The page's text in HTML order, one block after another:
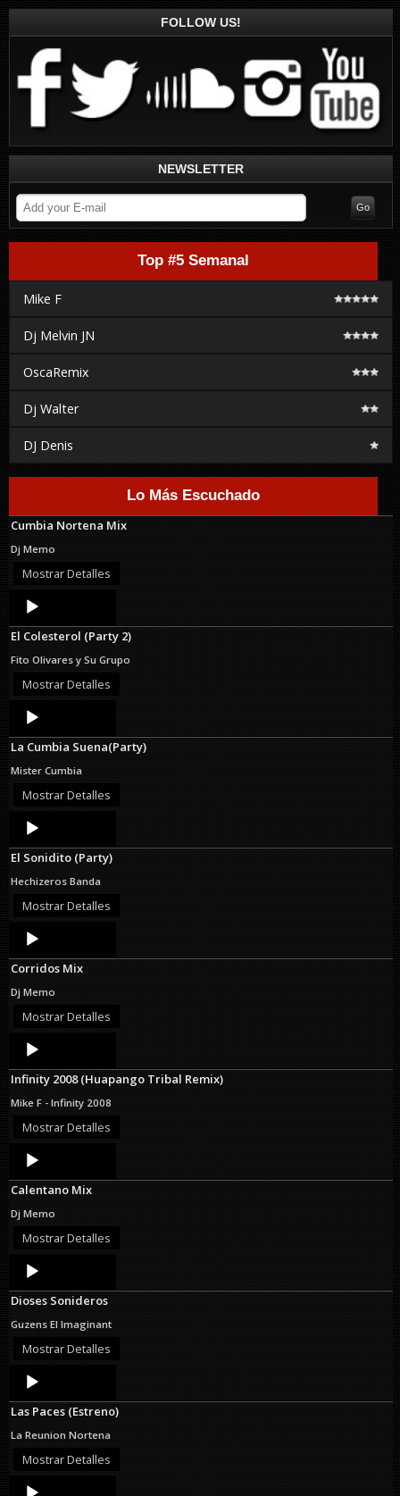
FOLLOW US!
NEWSLETTER
Top #5 Semanal
Mike F
Dj Melvin JN
OscaRemix
Dj Walter
DJ Denis
Lo Más Escuchado
Cumbia Nortena Mix
Dj Memo
Mostrar Detalles
Audio
Player
El Colesterol (Party 2)
Fito Olivares y Su Grupo
Mostrar Detalles
Audio
Player
La Cumbia Suena(Party)
Mister Cumbia
Mostrar Detalles
Audio
Player
El Sonidito (Party)
Hechizeros Banda
Mostrar Detalles
Audio
Player
Corridos Mix
Dj Memo
Mostrar Detalles
Audio
Player
Infinity 2008 (Huapango Tribal Remix)
Mike F - Infinity 2008
Mostrar Detalles
Audio
Player
Calentano Mix
Dj Memo
Mostrar Detalles
Audio
Player
Dioses Sonideros
Guzens El Imaginant
Mostrar Detalles
Audio
Player
Las Paces (Estreno)
La Reunion Nortena
Mostrar Detalles
Audio